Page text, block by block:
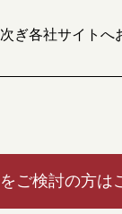
各社サイトへ
ご検討の方は